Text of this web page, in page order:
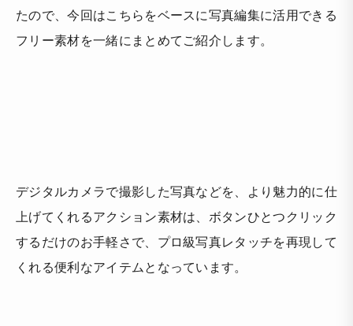
たので、今回はこちらをベースに写真編集に活用できる
フリー素材を一緒にまとめてご紹介します。
デジタルカメラで撮影した写真などを、より魅力的に仕
上げてくれるアクション素材は、 ボタンひとつクリック
するだけのお手軽さで、プロ級写真レタッチを再現して
くれる便利なアイテムとなっています。